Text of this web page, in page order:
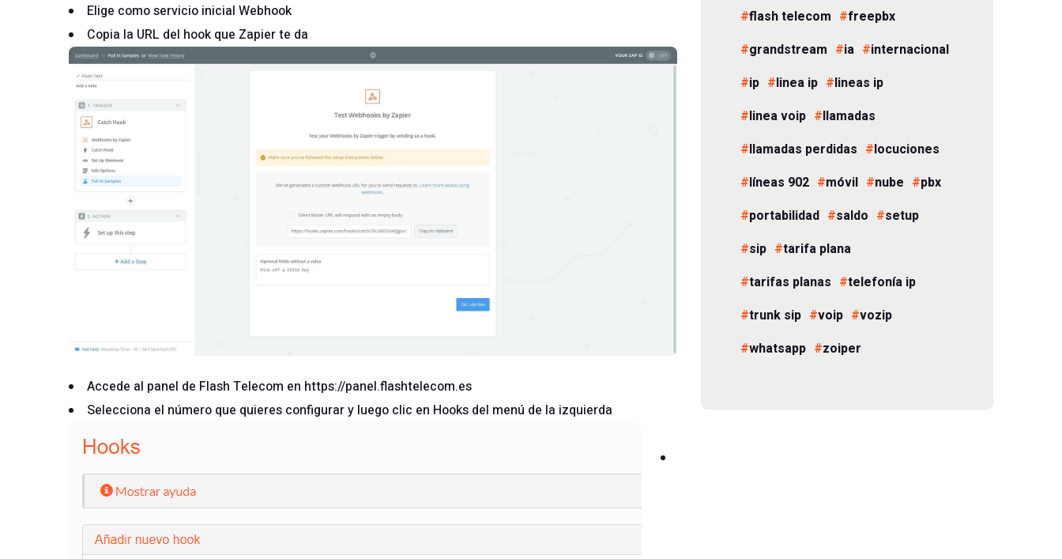
Elige como servicio inicial Webhook
Copia la URL del hook que Zapier te da
Accede al panel de Flash Telecom en https://panel.flashtelecom.es
Selecciona el número que quieres configurar y luego clic en Hooks del menú de la izquierda
flash telecom
freepbx
grandstream
ia
internacional
ip
linea ip
lineas ip
linea voip
llamadas
llamadas perdidas
locuciones
líneas 902
móvil nube
pbx
portabilidad
saldo
setup
sip
tarifa plana
tarifas planas
telefonía ip
trunk sip
voip
vozip
whatsapp
zoiper